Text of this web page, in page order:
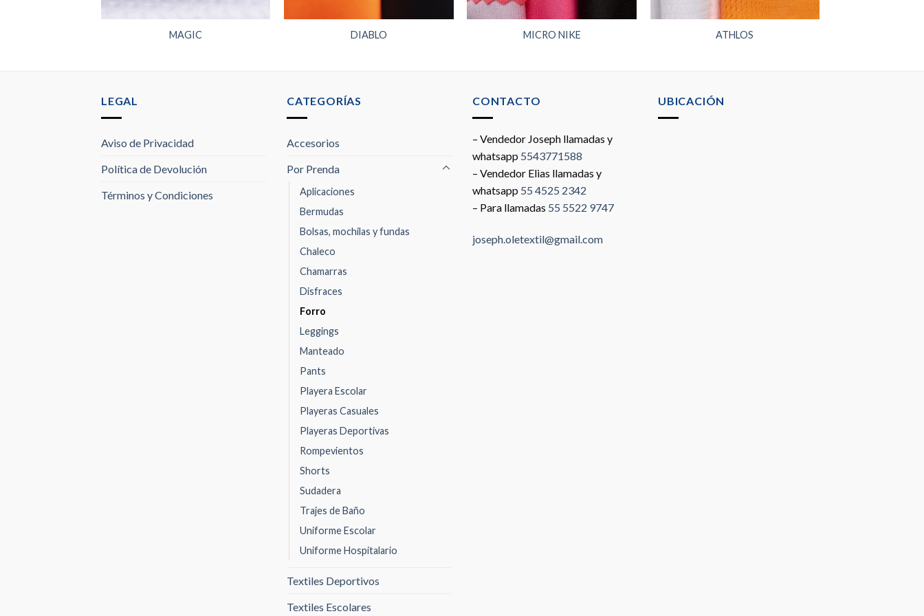
MAGIC DIABLO MICRO NIKE ATHLOS
LEGAL
Aviso de Privacidad
Política de Devolución
Términos y Condiciones
CATEGORÍAS
Accesorios
Por Prenda
Aplicaciones
Bermudas
Bolsas, mochilas y fundas
Chaleco
Chamarras
Disfraces
Forro
Leggings
Manteado
Pants
Playera Escolar
Playeras Casuales
Playeras Deportivas
Rompevientos
Shorts
Sudadera
Trajes de Baño
Uniforme Escolar
Uniforme Hospitalario
Textiles Deportivos
Textiles Escolares
CONTACTO
– Vendedor Joseph llamadas y
whatsapp 5543771588
– Vendedor Elias llamadas y
whatsapp 55 4525 2342
– Para llamadas 55 5522 9747
joseph.oletextil@gmail.com
UBICACIÓN